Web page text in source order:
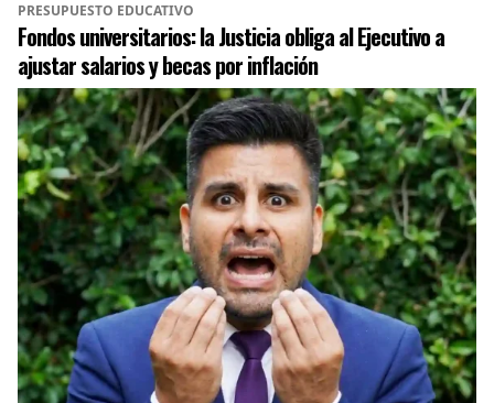
PRESUPUESTO EDUCATIVO
Fondos universitarios: la Justicia obliga al Ejecutivo a
ajustar salarios y becas por inflación